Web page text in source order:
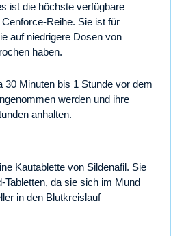
ist die höchste verfügbare
Reihe. Sie ist für
auf niedrigere Dosen von
haben.
30 Minuten bis 1 Stunde vor dem
werden und ihre
anhalten.
Kautablette von Sildenafil. Sie
da sie sich im Mund
in den Blutkreislauf